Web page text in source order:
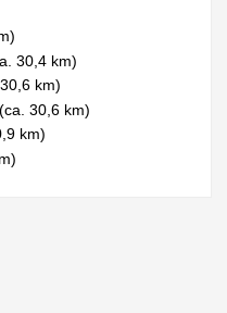
30,4 km)
km)
30,6 km)
km)